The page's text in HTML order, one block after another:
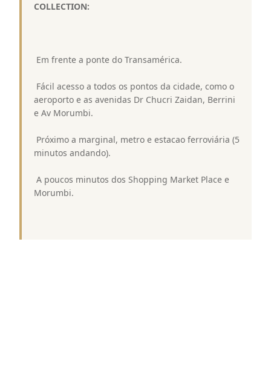
COLLECTION:
 Em frente a ponte do Transamérica.
 Fácil acesso a todos os pontos da cidade, como o
aeroporto e as avenidas Dr Chucri Zaidan, Berrini
e Av Morumbi.
 Próximo a marginal, metro e estacao ferroviária (5
minutos andando).
 A poucos minutos dos Shopping Market Place e
Morumbi.